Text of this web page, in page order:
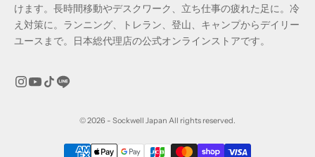
けます。長時間移動やデスクワーク、立ち仕事の疲れた足に。冷
え対策に。ランニング、トレラン、登山、キャンプからデイリー
ユースまで。日本総代理店の公式オンラインストアです。
© 2026 - Sockwell Japan All rights reserved.